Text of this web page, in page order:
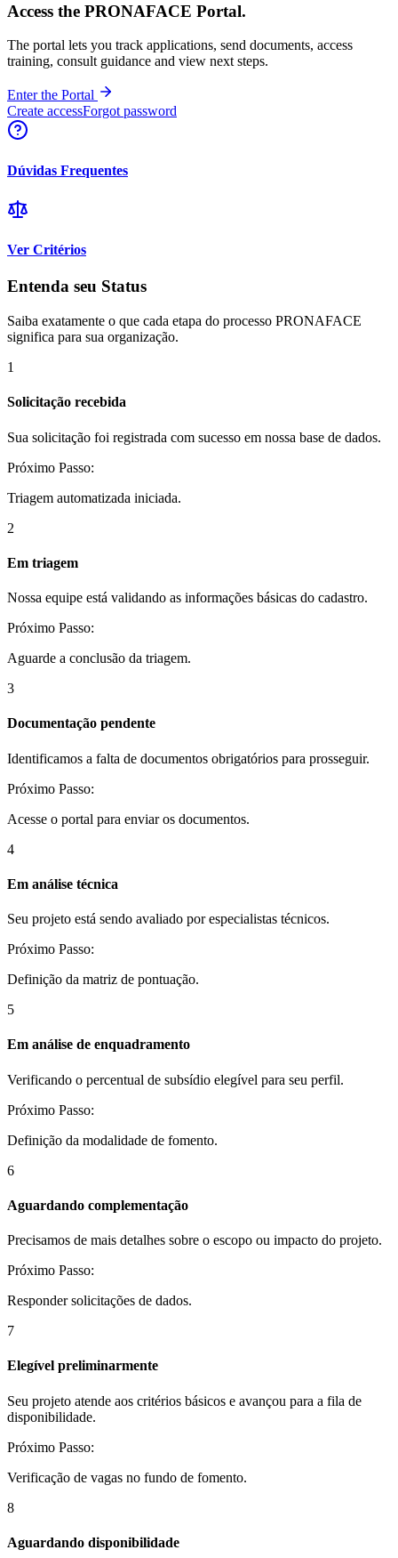
Access the PRONAFACE Portal.
The portal lets you track applications, send documents, access
training, consult guidance and view next steps.
Enter the Portal
Create accessForgot password
Dúvidas Frequentes
Ver Critérios
Entenda seu Status
Saiba exatamente o que cada etapa do processo PRONAFACE
significa para sua organização.
1
Solicitação recebida
Sua solicitação foi registrada com sucesso em nossa base de dados.
Próximo Passo:
Triagem automatizada iniciada.
2
Em triagem
Nossa equipe está validando as informações básicas do cadastro.
Próximo Passo:
Aguarde a conclusão da triagem.
3
Documentação pendente
Identificamos a falta de documentos obrigatórios para prosseguir.
Próximo Passo:
Acesse o portal para enviar os documentos.
4
Em análise técnica
Seu projeto está sendo avaliado por especialistas técnicos.
Próximo Passo:
Definição da matriz de pontuação.
5
Em análise de enquadramento
Verificando o percentual de subsídio elegível para seu perfil.
Próximo Passo:
Definição da modalidade de fomento.
6
Aguardando complementação
Precisamos de mais detalhes sobre o escopo ou impacto do projeto.
Próximo Passo:
Responder solicitações de dados.
7
Elegível preliminarmente
Seu projeto atende aos critérios básicos e avançou para a fila de
disponibilidade.
Próximo Passo:
Verificação de vagas no fundo de fomento.
8
Aguardando disponibilidade